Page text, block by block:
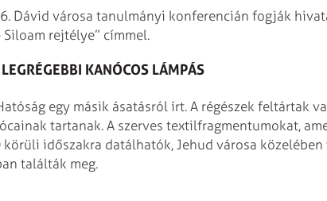
Dávid városa tanulmányi konferencián fogják
rejtélye” címmel.
KANÓCOS LÁMPÁS
egy másik ásatásról írt. A régészek feltártak
tartanak. A szerves textilfragmentumokat,
időszakra datálhatók, Jehud városa
találták meg.